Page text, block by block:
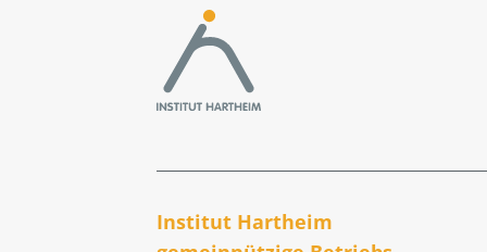
Institut Hartheim